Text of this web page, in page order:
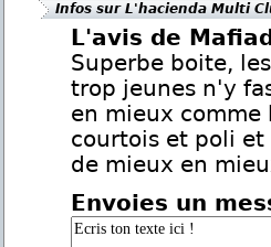
Infos sur L'hacienda Multi
L'avis de
Superbe boite,
trop jeunes n'y
en mieux
courtois et poli
de mieux en
Envoies un